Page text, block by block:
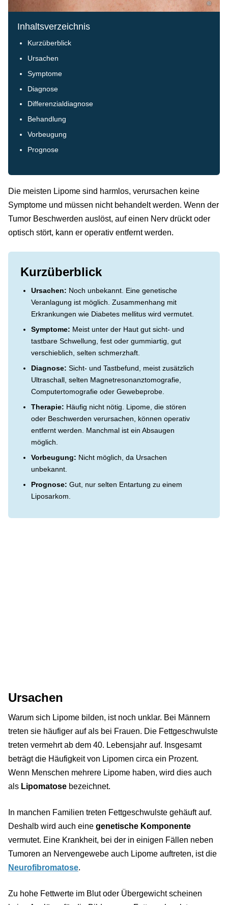
©
Inhaltsverzeichnis
Kurzüberblick
Ursachen
Symptome
Diagnose
Differenzialdiagnose
Behandlung
Vorbeugung
Prognose
Die meisten Lipome sind harmlos, verursachen keine
Symptome und müssen nicht behandelt werden. Wenn der
Tumor Beschwerden auslöst, auf einen Nerv drückt oder
optisch stört, kann er operativ entfernt werden.
Kurzüberblick
Ursachen: Noch unbekannt. Eine genetische
Veranlagung ist möglich. Zusammenhang mit
Erkrankungen wie Diabetes mellitus wird vermutet.
Symptome: Meist unter der Haut gut sicht- und
tastbare Schwellung, fest oder gummiartig, gut
verschieblich, selten schmerzhaft.
Diagnose: Sicht- und Tastbefund, meist zusätzlich
Ultraschall, selten Magnetresonanztomografie,
Computertomografie oder Gewebeprobe.
Therapie: Häufig nicht nötig. Lipome, die stören
oder Beschwerden verursachen, können operativ
entfernt werden. Manchmal ist ein Absaugen
möglich.
Vorbeugung: Nicht möglich, da Ursachen
unbekannt.
Prognose: Gut, nur selten Entartung zu einem
Liposarkom.
Ursachen
Warum sich Lipome bilden, ist noch unklar. Bei Männern
treten sie häufiger auf als bei Frauen. Die Fettgeschwulste
treten vermehrt ab dem 40. Lebensjahr auf. Insgesamt
beträgt die Häufigkeit von Lipomen circa ein Prozent.
Wenn Menschen mehrere Lipome haben, wird dies auch
als Lipomatose bezeichnet.
In manchen Familien treten Fettgeschwulste gehäuft auf.
Deshalb wird auch eine genetische Komponente
vermutet. Eine Krankheit, bei der in einigen Fällen neben
Tumoren an Nervengewebe auch Lipome auftreten, ist die
Neurofibromatose.
Zu hohe Fettwerte im Blut oder Übergewicht scheinen